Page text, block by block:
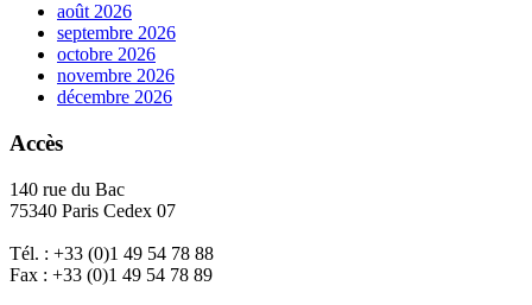
août 2026
septembre 2026
octobre 2026
novembre 2026
décembre 2026
Accès
140 rue du Bac
75340 Paris Cedex 07
Tél. : +33 (0)1 49 54 78 88
Fax : +33 (0)1 49 54 78 89